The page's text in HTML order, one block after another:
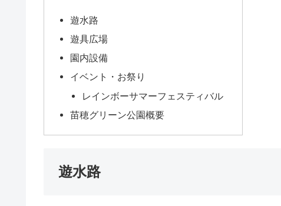
遊水路
遊具広場
園内設備
イベント・お祭り
レインボーサマーフェスティバル
苗穂グリーン公園概要
遊水路